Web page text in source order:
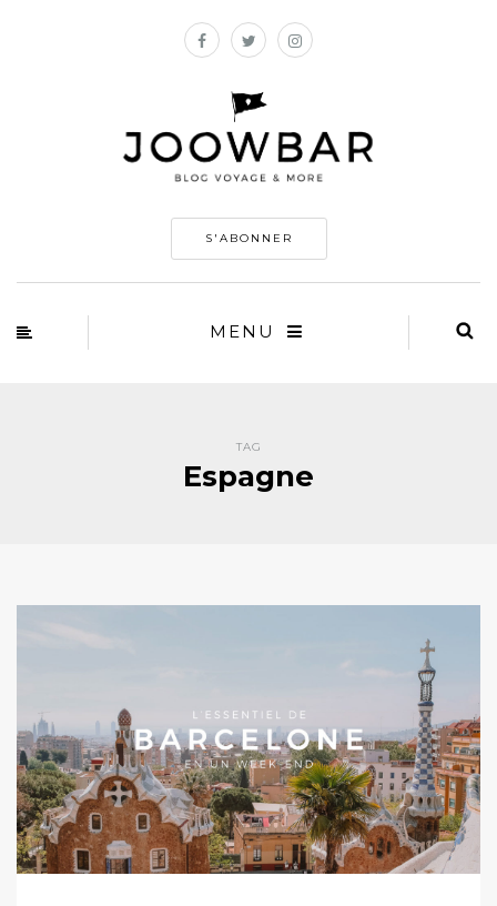
S'ABONNER
MENU
TAG
Espagne